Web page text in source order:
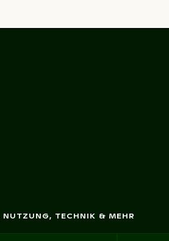
TECHNIK & MEHR